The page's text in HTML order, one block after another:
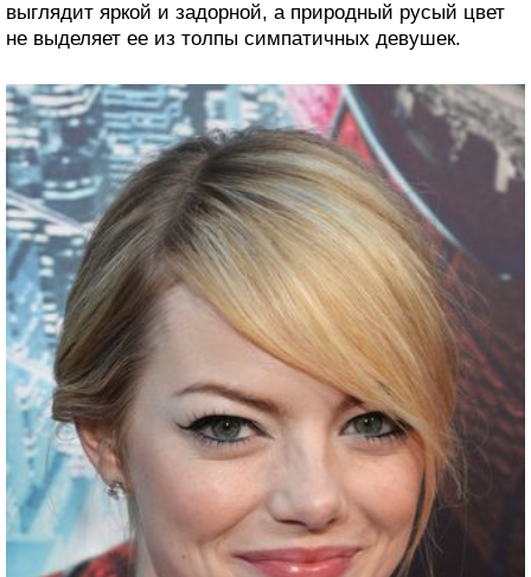
выглядит яркой и задорной, а природный русый цвет
не выделяет ее из толпы симпатичных девушек.